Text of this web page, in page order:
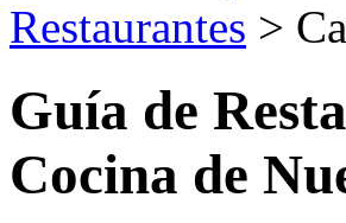
Restaurantes >
Guía de
Cocina de